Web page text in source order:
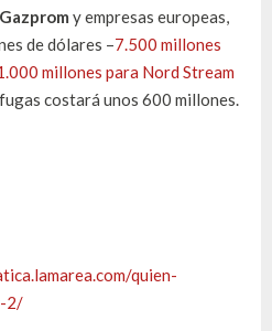
Gazprom y empresas europeas,
de dólares –7.500 millones
millones para Nord Stream
costará unos 600 millones.
quien-
2/